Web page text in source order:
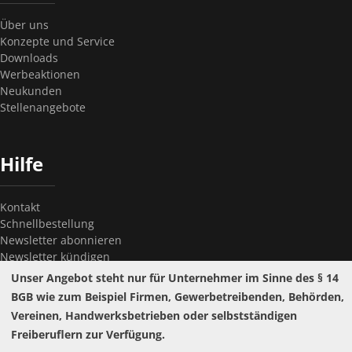
Über uns
Konzepte und Service
Downloads
Werbeaktionen
Neukunden
Stellenangebote
Hilfe
Kontakt
Schnellbestellung
Newsletter abonnieren
Newsletter kündigen
Passwort vergessen?
Unser Angebot steht nur für Unternehmer im Sinne des § 14
BGB wie zum Beispiel Firmen, Gewerbetreibenden, Behörden,
Vereinen, Handwerksbetrieben oder selbstständigen
Freiberuflern zur Verfügung.